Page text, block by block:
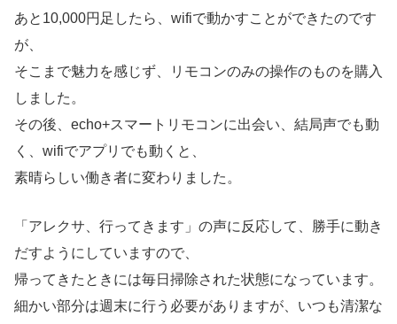
あと10,000円足したら、wifiで動かすことができたのです
が、
そこまで魅力を感じず、リモコンのみの操作のものを購入
しました。
その後、echo+スマートリモコンに出会い、結局声でも動
く、wifiでアプリでも動くと、
素晴らしい働き者に変わりました。
「アレクサ、行ってきます」の声に反応して、勝手に動き
だすようにしていますので、
帰ってきたときには毎日掃除された状態になっています。
細かい部分は週末に行う必要がありますが、いつも清潔な